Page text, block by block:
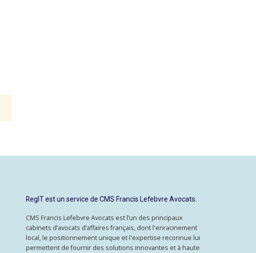
RegIT est un service de CMS Francis Lefebvre Avocats.
CMS Francis Lefebvre Avocats est l’un des principaux
cabinets d’avocats d’affaires français, dont l'enracinement
local, le positionnement unique et l'expertise reconnue lui
permettent de fournir des solutions innovantes et à haute